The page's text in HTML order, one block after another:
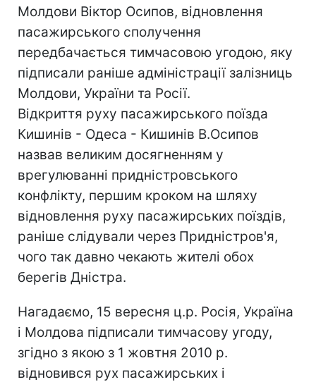
Молдови Віктор Осипов, відновлення
пасажирського сполучення
передбачається тимчасовою угодою, яку
підписали раніше адміністрації залізниць
Молдови, України та Росії.
Відкриття руху пасажирського поїзда
Кишинів - Одеса - Кишинів В.Осипов
назвав великим досягненням у
врегулюванні придністровського
конфлікту, першим кроком на шляху
відновлення руху пасажирських поїздів,
раніше слідували через Придністров'я,
чого так давно чекають жителі обох
берегів Дністра.
Нагадаємо, 15 вересня ц.р. Росія, Україна
і Молдова підписали тимчасову угоду,
згідно з якою з 1 жовтня 2010 р.
відновився рух пасажирських і